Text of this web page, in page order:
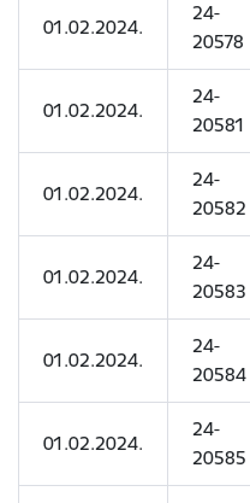
01.02.2024.
24-
20578
01.02.2024.
24-
20581
01.02.2024.
24-
20582
01.02.2024.
24-
20583
01.02.2024.
24-
20584
01.02.2024.
24-
20585